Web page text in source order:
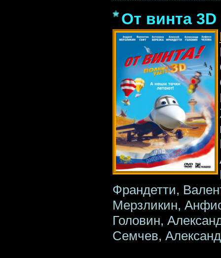
От винта 3D
Франдетти,
Мерзликин,
Головин,
Семчев,